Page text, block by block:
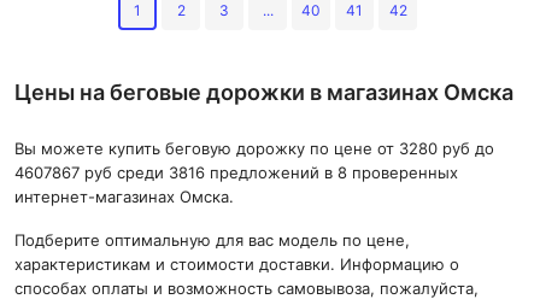
1 2 3 ... 40 41 42
Цены на беговые дорожки в магазинах Омска
Вы можете купить беговую дорожку по цене от 3280 руб до
4607867 руб среди 3816 предложений в 8 проверенных
интернет-магазинах Омска.
Подберите оптимальную для вас модель по цене,
характеристикам и стоимости доставки. Информацию о
способах оплаты и возможность самовывоза, пожалуйста,